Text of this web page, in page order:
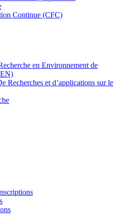
Continue (CFC)
en Environnement de
Recherches et d’applications sur le